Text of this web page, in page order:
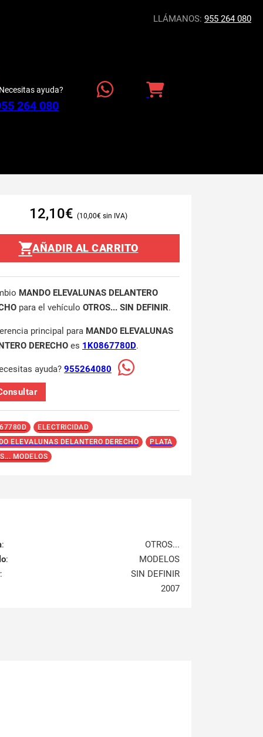
LLÁMANOS: 955 264 080
ayuda?
264 080
12,10€ 10,00€
AÑADIR AL CARRITO
MANDO ELEVALUNAS DELANTERO
para el vehículo OTROS... SIN DEFINIR.
principal para MANDO ELEVALUNAS
DERECHO es 1K0867780D.
ayuda? 955264080
ELECTRICIDAD
ELEVALUNAS DELANTERO DERECHO
PLATA
MODELOS
:
OTROS...
:
MODELOS
:
SIN DEFINIR
2007